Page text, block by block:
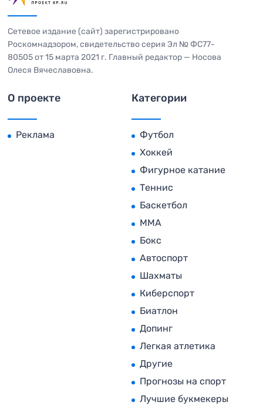
Сетевое издание (сайт) зарегистрировано
Роскомнадзором, свидетельство серия Эл № ФС77-
80505 от 15 марта 2021 г. Главный редактор — Носова
Олеся Вячеславовна.
О проекте
Реклама
Категории
Футбол
Хоккей
Фигурное катание
Теннис
Баскетбол
MMA
Бокс
Автоспорт
Шахматы
Киберспорт
Биатлон
Допинг
Легкая атлетика
Другие
Прогнозы на спорт
Лучшие букмекеры